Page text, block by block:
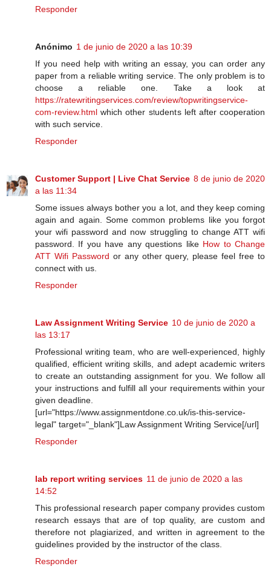
Responder
Anónimo 1 de junio de 2020 a las 10:39
If you need help with writing an essay, you can order any
paper from a reliable writing service. The only problem is to
choose a reliable one. Take a look at
https://ratewritingservices.com/review/topwritingservice-
com-review.html which other students left after cooperation
with such service.
Responder
Customer Support | Live Chat Service 8 de junio de 2020
a las 11:34
Some issues always bother you a lot, and they keep coming
again and again. Some common problems like you forgot
your wifi password and now struggling to change ATT wifi
password. If you have any questions like How to Change
ATT Wifi Password or any other query, please feel free to
connect with us.
Responder
Law Assignment Writing Service 10 de junio de 2020 a
las 13:17
Professional writing team, who are well-experienced, highly
qualified, efficient writing skills, and adept academic writers
to create an outstanding assignment for you. We follow all
your instructions and fulfill all your requirements within your
given deadline.
[url="https://www.assignmentdone.co.uk/is-this-service-
legal" target="_blank"]Law Assignment Writing Service[/url]
Responder
lab report writing services 11 de junio de 2020 a las
14:52
This professional research paper company provides custom
research essays that are of top quality, are custom and
therefore not plagiarized, and written in agreement to the
guidelines provided by the instructor of the class.
Responder